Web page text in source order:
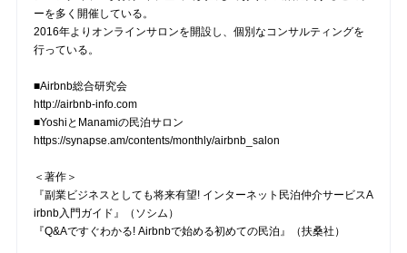
ーを多く開催している。
2016年よりオンラインサロンを開設し、個別なコンサルティングを
行っている。
■Airbnb総合研究会
http://airbnb-info.com
■YoshiとManamiの民泊サロン
https://synapse.am/contents/monthly/airbnb_salon
＜著作＞
『副業ビジネスとしても将来有望! インターネット民泊仲介サービスA
irbnb入門ガイド』（ソシム）
『Q&Aですぐわかる! Airbnbで始める初めての民泊』（扶桑社）